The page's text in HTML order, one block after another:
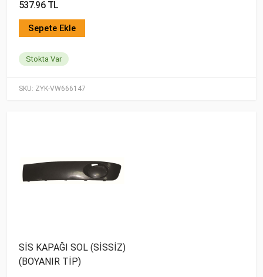
SKU: ZYK-VW666147
537.96 TL
Sepete Ekle
Stokta Var
SİS KAPAĞI SOL (SİSSİZ)
(BOYANIR TİP)